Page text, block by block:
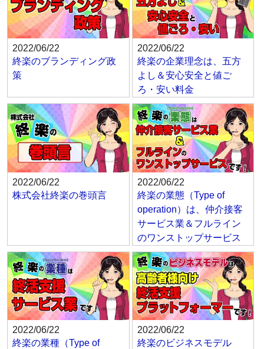
2022/06/22
終楽のブランディング政
策
2022/06/22
終楽の企業理念は、五方
よし＆安心安全と値ご
ろ・安い料金
2022/06/22
株式会社終楽の巻頭言
2022/06/22
終楽の業態（Type of
operation）は、仲介接客
サービス業＆フルライン
のワンストップサービス
2022/06/22
終楽の業種（Type of
2022/06/22
終楽のビジネスモデル